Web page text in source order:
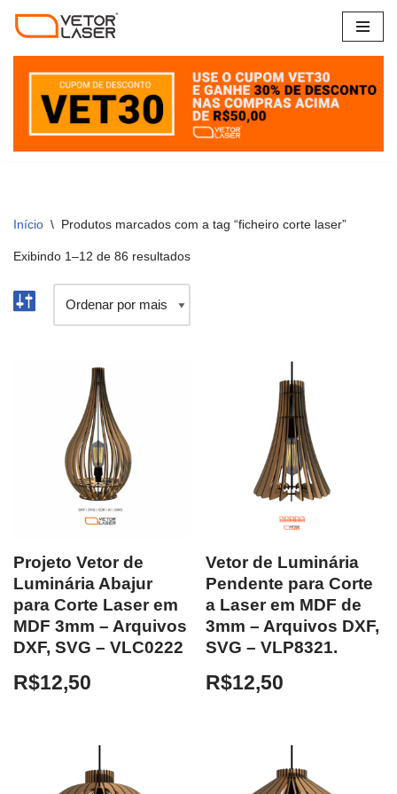
para
conteúdo
Início \ Produtos marcados com a tag “ficheiro corte laser”
Exibindo 1–12 de 86 resultados
Projeto Vetor de
Luminária Abajur
para Corte Laser em
MDF 3mm – Arquivos
DXF, SVG – VLC0222
R$12,50
Vetor de Luminária
Pendente para Corte
a Laser em MDF de
3mm – Arquivos DXF,
SVG – VLP8321.
R$12,50